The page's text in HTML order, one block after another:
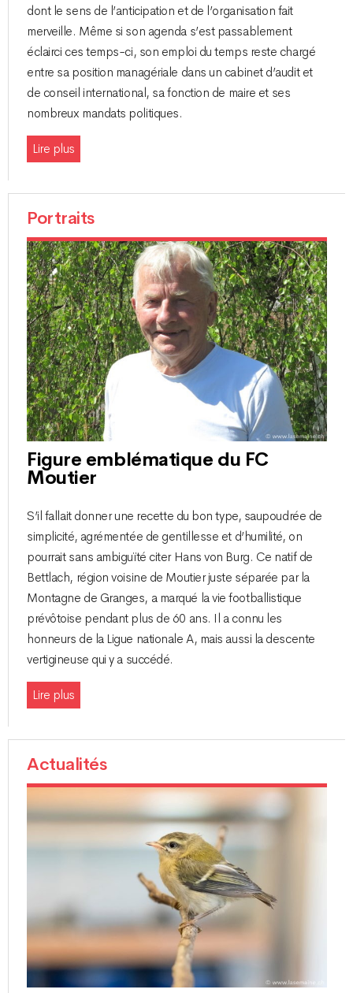
dont le sens de l’anticipation et de l’organisation fait
merveille. Même si son agenda s’est passablement
éclairci ces temps-ci, son emploi du temps reste chargé
entre sa position managériale dans un cabinet d’audit et
de conseil international, sa fonction de maire et ses
nombreux mandats politiques.
Lire plus
Portraits
Figure emblématique du FC
Moutier
S’il fallait donner une recette du bon type, saupoudrée de
simplicité, agrémentée de gentillesse et d’humilité, on
pourrait sans ambiguïté citer Hans von Burg. Ce natif de
Bettlach, région voisine de Moutier juste séparée par la
Montagne de Granges, a marqué la vie footballistique
prévôtoise pendant plus de 60 ans. Il a connu les
honneurs de la Ligue nationale A, mais aussi la descente
vertigineuse qui y a succédé.
Lire plus
Actualités